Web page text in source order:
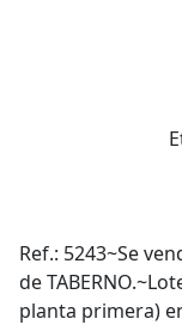
Ref.: 5243~Se
de
planta primera)